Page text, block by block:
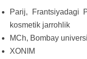
Parij, Frantsiyadagi
kosmetik jarrohlik
MCh, Bombay
XONIM